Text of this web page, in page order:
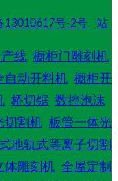
13010617号-2号
站
线 橱柜门雕刻机
自动开料机 橱柜开
桥切锯 数控泡沫
切割机 板管一体光
地轨式等离子切割
体雕刻机 全屋定制